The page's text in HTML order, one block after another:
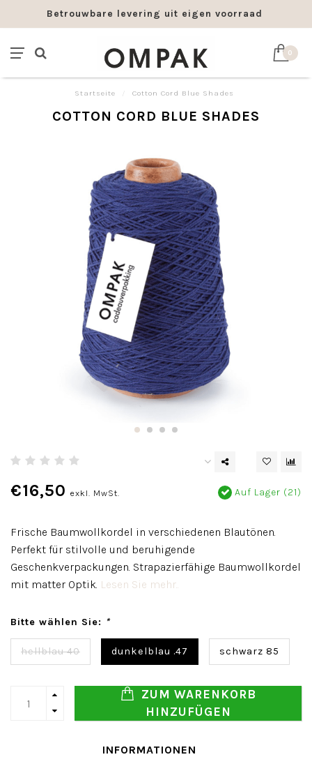
Betrouwbare levering uit eigen voorraad
0
Startseite Cotton Cord Blue Shades
COTTON CORD BLUE SHADES
€16,50 exkl. MwSt. Auf Lager (21)
Frische Baumwollkordel in verschiedenen Blautönen.
Perfekt für stilvolle und beruhigende
Geschenkverpackungen. Strapazierfähige Baumwollkordel
mit matter Optik. Lesen Sie mehr..
Bitte wählen Sie: *
hellblau 40 dunkelblau .47 schwarz 85
ZUM WARENKORB
HINZUFÜGEN
INFORMATIONEN